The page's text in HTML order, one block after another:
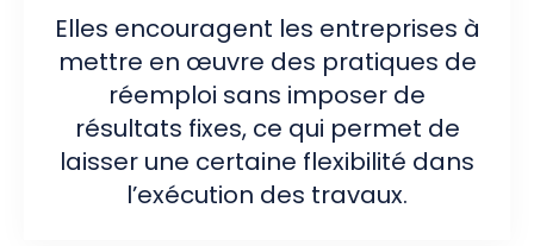
Elles encouragent les entreprises à
mettre en œuvre des pratiques de
réemploi sans imposer de
résultats fixes, ce qui permet de
laisser une certaine flexibilité dans
l’exécution des travaux.